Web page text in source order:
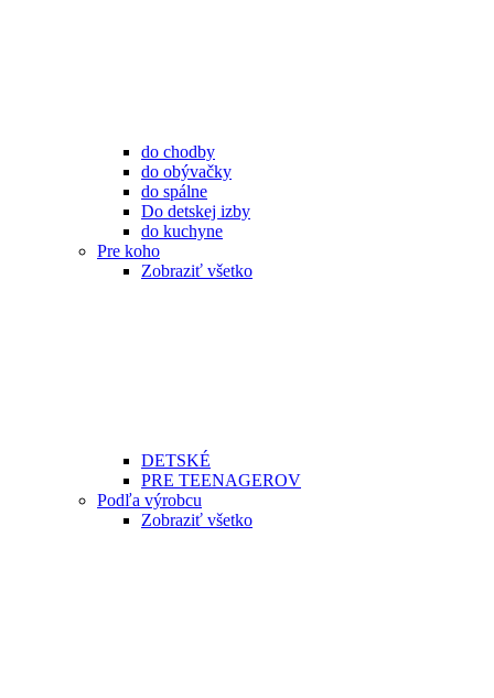
do chodby
do obývačky
do spálne
Do detskej izby
do kuchyne
Pre koho
Zobraziť všetko
DETSKÉ
PRE TEENAGEROV
Podľa výrobcu
Zobraziť všetko